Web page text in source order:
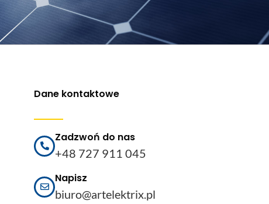
Dane kontaktowe
Zadzwoń do nas
+48 727 911 045
Napisz
biuro@artelektrix.pl